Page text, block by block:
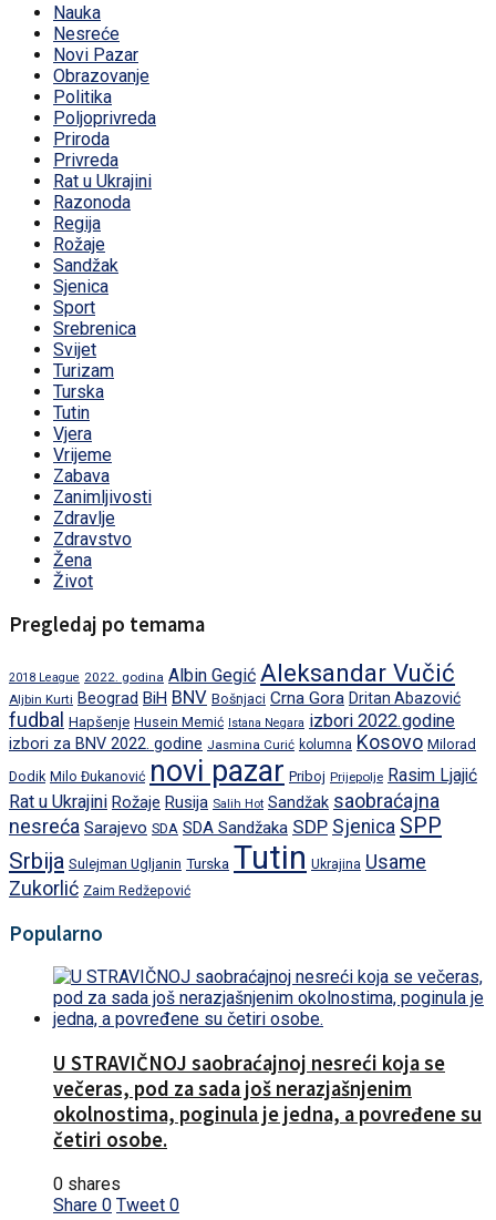
Nauka
Nesreće
Novi Pazar
Obrazovanje
Politika
Poljoprivreda
Priroda
Privreda
Rat u Ukrajini
Razonoda
Regija
Rožaje
Sandžak
Sjenica
Sport
Srebrenica
Svijet
Turizam
Turska
Tutin
Vjera
Vrijeme
Zabava
Zanimljivosti
Zdravlje
Zdravstvo
Žena
Život
Pregledaj po temama
2018 League 2022. godina Albin Gegić Aleksandar Vučić
Aljbin Kurti Beograd BiH BNV Bošnjaci Crna Gora Dritan Abazović
fudbal Hapšenje Husein Memić Istana Negara izbori 2022.godine
izbori za BNV 2022. godine Jasmina Curić kolumna Kosovo Milorad
Dodik Milo Đukanović novi pazar Priboj Prijepolje Rasim Ljajić
Rat u Ukrajini Rožaje Rusija Salih Hot Sandžak saobraćajna
nesreća Sarajevo SDA SDA Sandžaka SDP Sjenica SPP
Srbija Sulejman Ugljanin Turska Tutin Ukrajina Usame
Zukorlić Zaim Redžepović
Popularno
U STRAVIČNOJ saobraćajnoj nesreći koja se
večeras, pod za sada još nerazjašnjenim
okolnostima, poginula je jedna, a povređene su
četiri osobe.
0 shares
Share 0 Tweet 0